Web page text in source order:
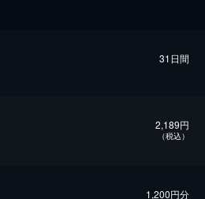
31日間
2,189円
（税込）
1,200円分